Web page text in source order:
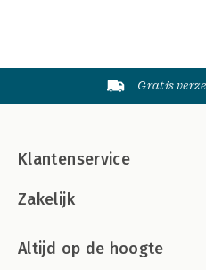
Gratis
Klantenservice
Zakelijk
Altijd op de hoogte